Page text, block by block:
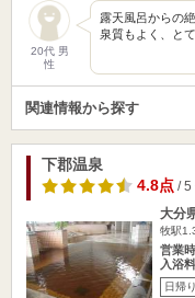
20代 男
性
露天風呂からの
泉質もよく、と
関連情報から探す
下郡温泉
4.8点/ 5
大分
牧駅
営業
入浴
日帰り